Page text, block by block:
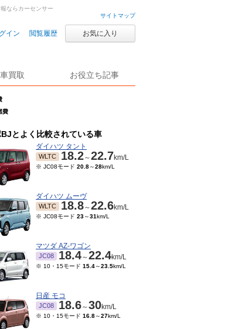
サイトマップ
イン 閲覧履歴 お気に入り
車買取 お役立ち記事
費
ならカーセンサー
BJとよく比較されている車
ダイハツ タント
WLTC 18.2～22.7km/L
※ JC08モード 20.8～28km/L
ダイハツ ムーヴ
WLTC 18.8～22.6km/L
※ JC08モード 23～31km/L
マツダ AZ-ワゴン
JC08 18.4～22.4km/L
※ 10・15モード 15.4～23.5km/L
日産 モコ
JC08 18.6～30km/L
※ 10・15モード 16.8～27km/L